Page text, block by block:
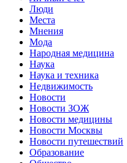
Люди
Места
Мнения
Мода
Народная медицина
Наука
Наука и техника
Недвижимость
Новости
Новости ЗОЖ
Новости медицины
Новости Москвы
Новости путешествий
Образование